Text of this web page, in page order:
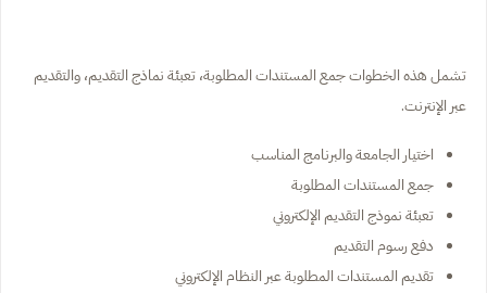
تشمل هذه الخطوات جمع المستندات المطلوبة، تعبئة نماذج التقديم، والتقديم
عبر الإنترنت.
اختيار الجامعة والبرنامج المناسب
جمع المستندات المطلوبة
تعبئة نموذج التقديم الإلكتروني
دفع رسوم التقديم
تقديم المستندات المطلوبة عبر النظام الإلكتروني